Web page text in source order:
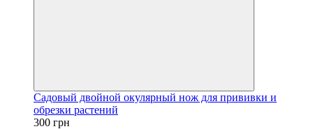
Садовый двойной окулярный нож для прививки и
обрезки растений
300 грн